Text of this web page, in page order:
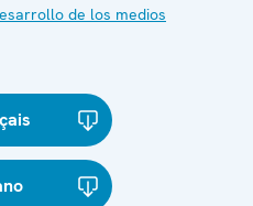
de los medios